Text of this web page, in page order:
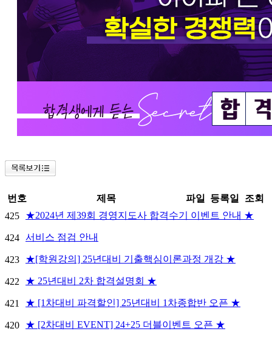
번호 제목 파일 등록일
조회
425
★2024년 제39회 경영지도사 합격수기 이벤트 안내 ★
424 서비스 점검 안내
423 ★[학원강의] 25년대비 기출핵심이론과정 개강 ★
422 ★ 25년대비 2차 합격설명회 ★
421 ★ [1차대비 파격할인] 25년대비 1차종합반 오픈 ★
420 ★ [2차대비 EVENT] 24+25 더블이벤트 오픈 ★